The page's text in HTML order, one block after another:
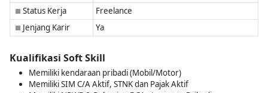
■ Status Kerja Freelance
■ Jenjang Karir Ya
Kualifikasi Soft Skill
Memiliki kendaraan pribadi (Mobil/Motor)
Memiliki SIM C/A Aktif, STNK dan Pajak Aktif